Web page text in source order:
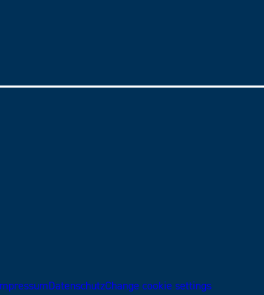
DatenschutzChange cookie settings